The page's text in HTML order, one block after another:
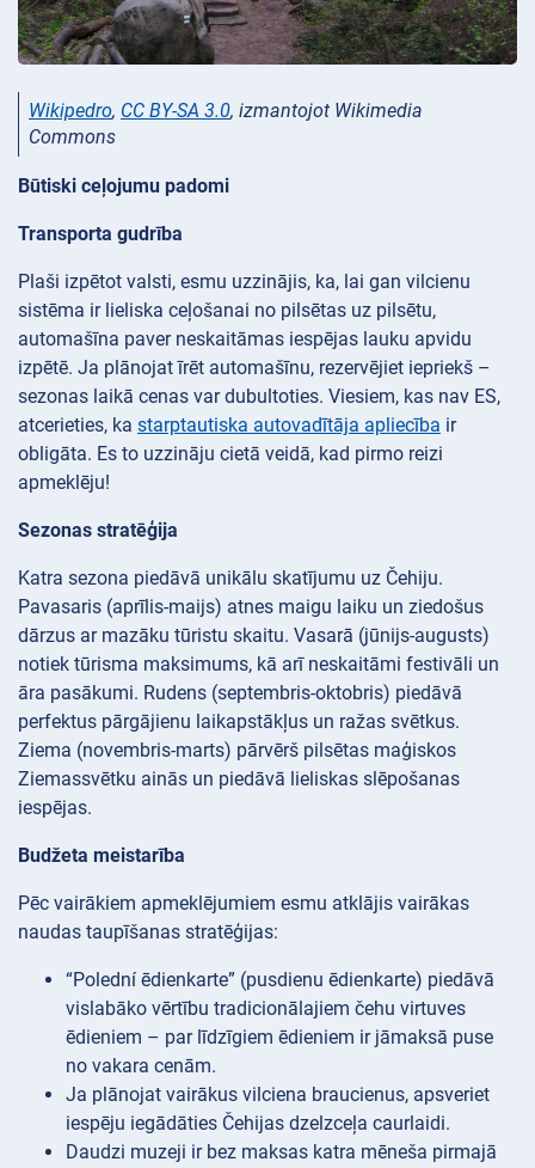
Wikipedro, CC BY-SA 3.0, izmantojot Wikimedia
Commons
Būtiski ceļojumu padomi
Transporta gudrība
Plaši izpētot valsti, esmu uzzinājis, ka, lai gan vilcienu
sistēma ir lieliska ceļošanai no pilsētas uz pilsētu,
automašīna paver neskaitāmas iespējas lauku apvidu
izpētē. Ja plānojat īrēt automašīnu, rezervējiet iepriekš –
sezonas laikā cenas var dubultoties. Viesiem, kas nav ES,
atcerieties, ka starptautiska autovadītāja apliecība ir
obligāta. Es to uzzināju cietā veidā, kad pirmo reizi
apmeklēju!
Sezonas stratēģija
Katra sezona piedāvā unikālu skatījumu uz Čehiju.
Pavasaris (aprīlis-maijs) atnes maigu laiku un ziedošus
dārzus ar mazāku tūristu skaitu. Vasarā (jūnijs-augusts)
notiek tūrisma maksimums, kā arī neskaitāmi festivāli un
āra pasākumi. Rudens (septembris-oktobris) piedāvā
perfektus pārgājienu laikapstākļus un ražas svētkus.
Ziema (novembris-marts) pārvērš pilsētas maģiskos
Ziemassvētku ainās un piedāvā lieliskas slēpošanas
iespējas.
Budžeta meistarība
Pēc vairākiem apmeklējumiem esmu atklājis vairākas
naudas taupīšanas stratēģijas:
“Polední ēdienkarte” (pusdienu ēdienkarte) piedāvā
vislabāko vērtību tradicionālajiem čehu virtuves
ēdieniem – par līdzīgiem ēdieniem ir jāmaksā puse
no vakara cenām.
Ja plānojat vairākus vilciena braucienus, apsveriet
iespēju iegādāties Čehijas dzelzceļa caurlaidi.
Daudzi muzeji ir bez maksas katra mēneša pirmajā